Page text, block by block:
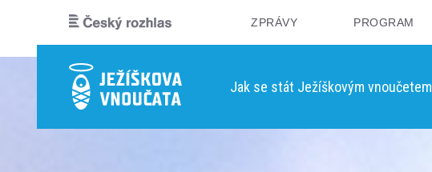
ZPRÁVY PROGRAM
Jak se stát Ježíškovým vnoučetem